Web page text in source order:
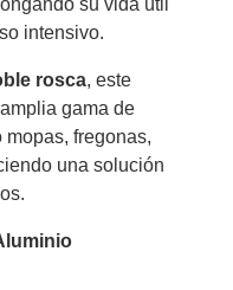
su vida útil
intensivo.
rosca, este
gama de
fregonas,
una solución